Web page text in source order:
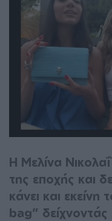
Η Μελίνα
της εποχής και
κάνει και
bag” δείχνοντάς